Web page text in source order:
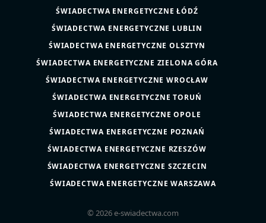
ŚWIADECTWA ENERGETYCZNE ŁÓDŹ
ŚWIADECTWA ENERGETYCZNE LUBLIN
ŚWIADECTWA ENERGETYCZNE OLSZTYN
ŚWIADECTWA ENERGETYCZNE ZIELONA GÓRA
ŚWIADECTWA ENERGETYCZNE WROCŁAW
ŚWIADECTWA ENERGETYCZNE TORUŃ
ŚWIADECTWA ENERGETYCZNE OPOLE
ŚWIADECTWA ENERGETYCZNE POZNAŃ
ŚWIADECTWA ENERGETYCZNE RZESZÓW
ŚWIADECTWA ENERGETYCZNE SZCZECIN
ŚWIADECTWA ENERGETYCZNE WARSZAWA
© 2026 e-swiadectwa.com